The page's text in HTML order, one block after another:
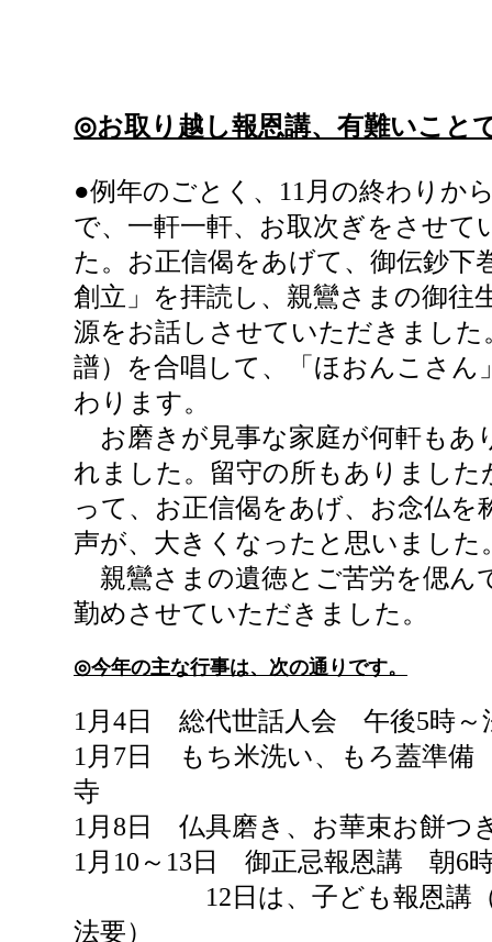
◎お取り越し報恩講、有難いこと
●例年のごとく、11月の終わりか
で、一軒一軒、お取次ぎをさせて
た。お正信偈をあげて、御伝鈔下
創立」を拝読し、親鸞さまの御往
源をお話しさせていただきました
譜）を合唱して、「ほおんこさん
わります。
お磨きが見事な家庭が何軒もあ
れました。留守の所もありました
って、お正信偈をあげ、お念仏を
声が、大きくなったと思いました
親鸞さまの遺徳とご苦労を偲ん
勤めさせていただきました。
◎今年の主な行事は、次の通りです。
1月4日 総代世話人会 午後5時～
1月7日 もち米洗い、もろ蓋準備
寺
1月8日 仏具磨き、お華束お餅つ
1月10～13日 御正忌報恩講 朝6
12日は、子ども報恩講（
法要）